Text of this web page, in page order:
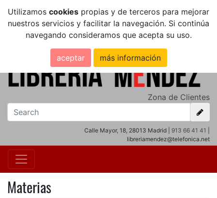
Utilizamos cookies propias y de terceros para mejorar
nuestros servicios y facilitar la navegación. Si continúa
navegando consideramos que acepta su uso.
aceptar más información
Zona de Clientes
Calle Mayor, 18, 28013 Madrid | 913 66 41 41
libreriamendez@telefonica.net
Materias